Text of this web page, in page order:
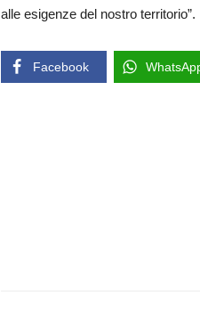
alle esigenze del nostro territorio”.
Facebook